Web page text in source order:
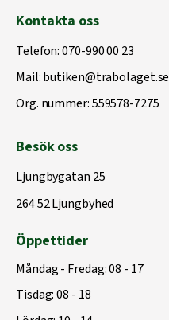
Kontakta oss
Telefon:070-990 00 23
Mail:butiken@trabolaget.se
Org. nummer: 559578-7275
Besök oss
Ljungbygatan 25
264 52 Ljungbyhed
Öppettider
Måndag - Fredag: 08 - 17
Tisdag: 08 - 18